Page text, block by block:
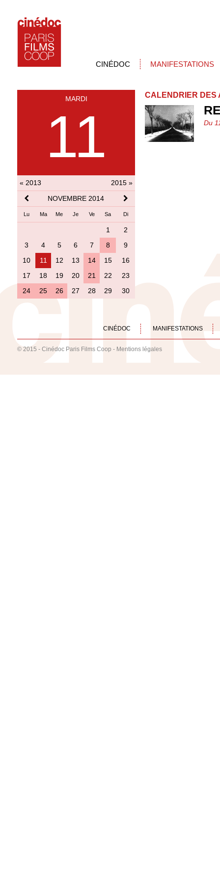
CINÉDOC MANIFESTATIONS
MARDI
11
« 2013
2015 »
NOVEMBRE 2014
Lu Ma Me Je Ve Sa Di
1
2
3
4 5 6 7 8
9
10
11 12 13 14 15
16
17
18 19 20 21 22
23
24
25 26 27 28 29 30
CALENDRIER DES
Du
CINÉDOC MANIFESTATIONS
© 2015 - Cinédoc Paris Films Coop - Mentions légales